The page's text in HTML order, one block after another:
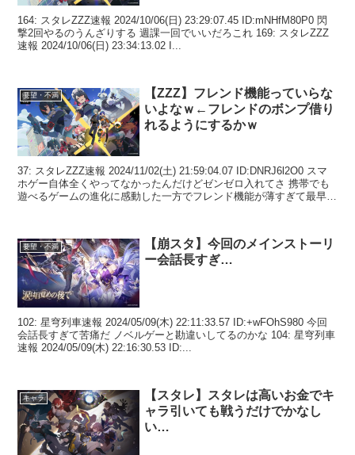
164: スタレZZZ速報 2024/10/06(日) 23:29:07.45 ID:mNHfM80P0 閃
撃2回やるのうんざりする 週課一回でいいだろこれ 169: スタレZZZ
速報 2024/10/06(日) 23:34:13.02 I...
要望・不満
【ZZZ】フレンド機能っていらな
いよなｗ←フレンドのボンプ借り
れるようにするかｗ
37: スタレZZZ速報 2024/11/02(土) 21:59:04.07 ID:DNRJ6l2O0 スマ
ホゲー自体全くやってなかったんだけどゼンゼロ入れてさ 携帯でも
遊べるゲームの進化に感動した一方でフレンド機能が薄すぎて最早要
要望・不満
【崩スタ】今回のメインストーリ
ー会話長すぎ…
102: 星穹列車速報 2024/05/09(木) 22:11:33.57 ID:+wFOhS980 今回
会話長すぎて苦痛だ ノベルゲーと勘違いしてるのかな 104: 星穹列車
速報 2024/05/09(木) 22:16:30.53 ID:...
キャラ
【スタレ】スタレは高いお金でキ
ャラ引いても戦うだけでかなし
い…